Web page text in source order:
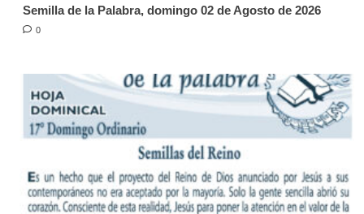
Semilla de la Palabra, domingo 02 de Agosto de 2026
0